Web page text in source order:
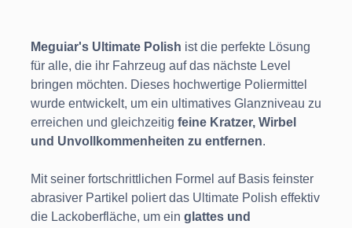
Meguiar's Ultimate Polish ist die perfekte Lösung
für alle, die ihr Fahrzeug auf das nächste Level
bringen möchten. Dieses hochwertige Poliermittel
wurde entwickelt, um ein ultimatives Glanzniveau zu
erreichen und gleichzeitig feine Kratzer, Wirbel
und Unvollkommenheiten zu entfernen.
Mit seiner fortschrittlichen Formel auf Basis feinster
abrasiver Partikel poliert das Ultimate Polish effektiv
die Lackoberfläche, um ein glattes und